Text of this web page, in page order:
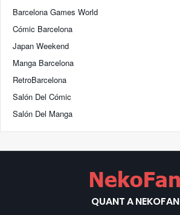
Barcelona Games World
Cómic Barcelona
Japan Weekend
Manga Barcelona
RetroBarcelona
Salón Del Cómic
Salón Del Manga
QUANT A NEKOFAN